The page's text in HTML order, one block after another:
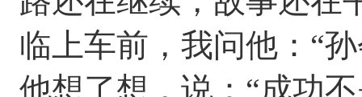
临上车前，我问他： “
他想了想，说： “成功